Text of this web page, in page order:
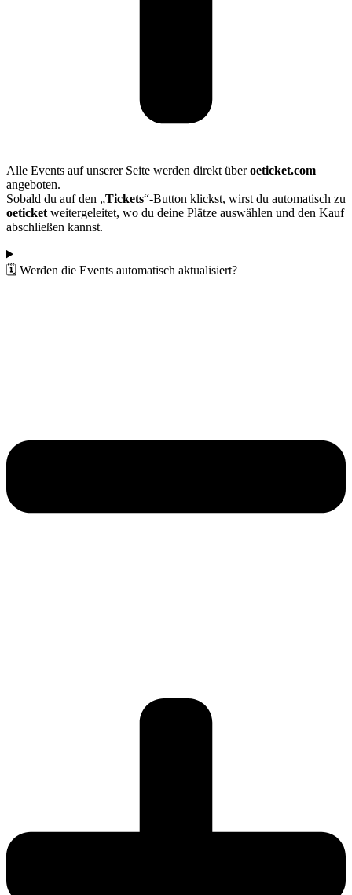
Alle Events auf unserer Seite werden direkt überoeticket.com
angeboten.
Sobald du auf den „Tickets“-Button klickst, wirst du automatisch zu
oeticketweitergeleitet, wo du deine Plätze auswählen und den Kauf
abschließen kannst.
🗓️ Werden die Events automatisch aktualisiert?